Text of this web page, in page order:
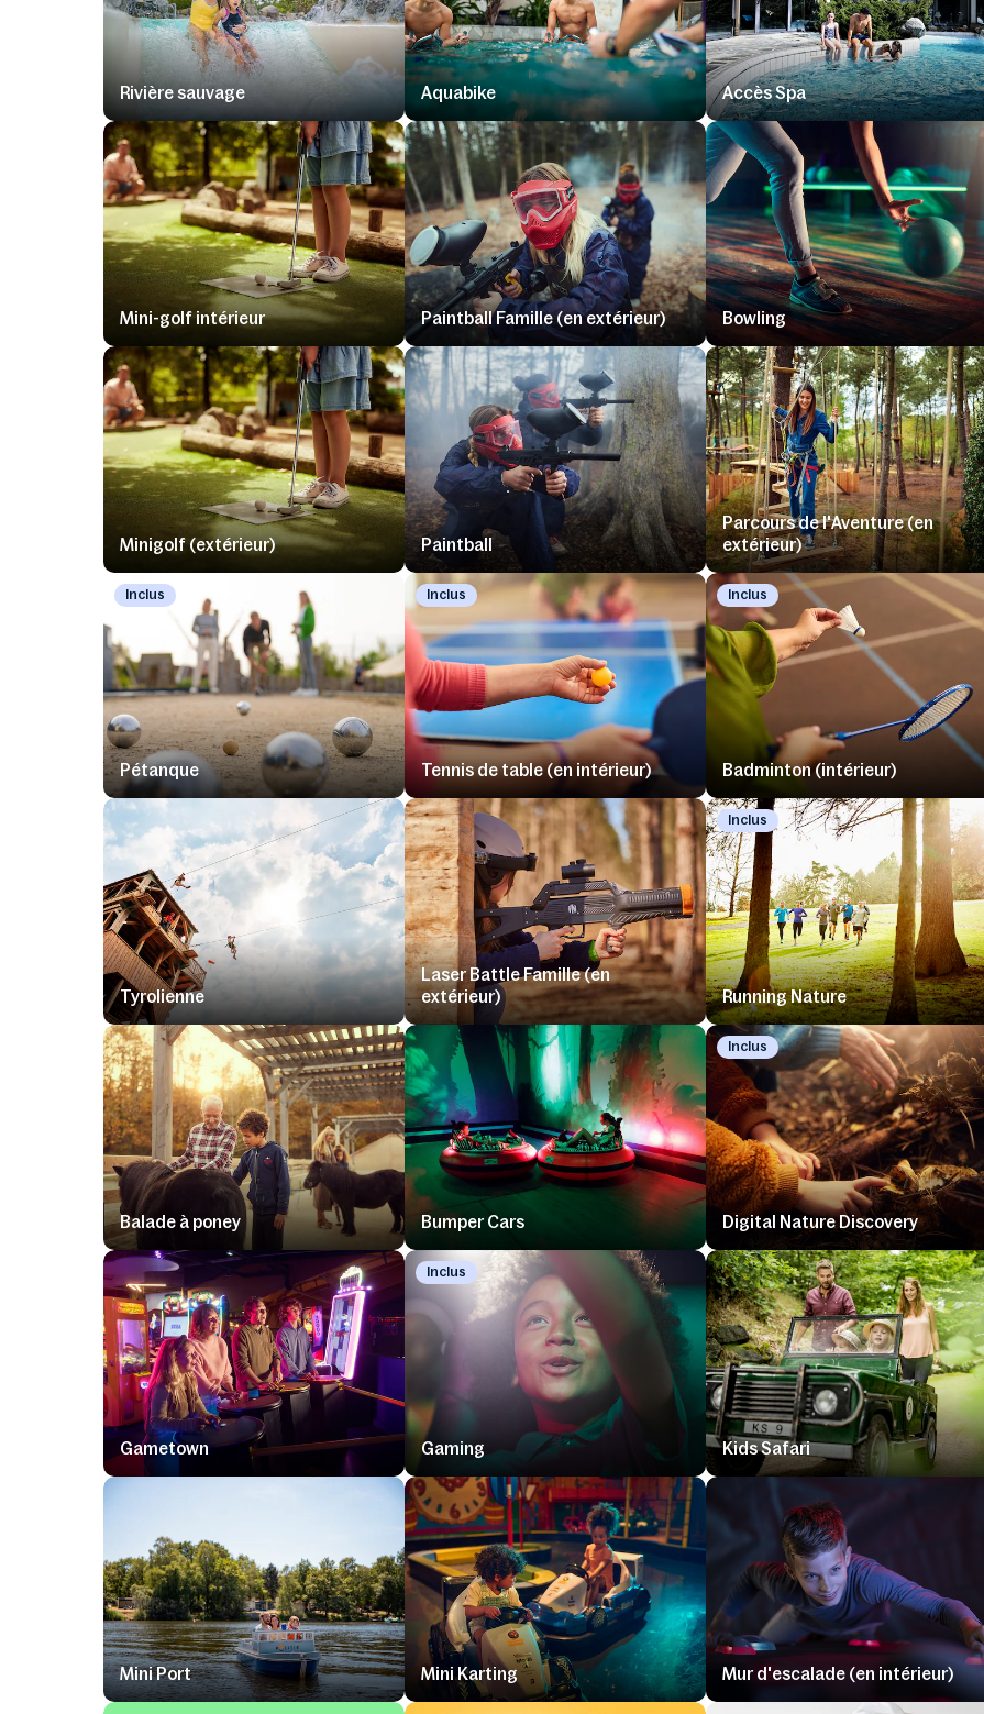
Rivière sauvage Aquabike Accès Spa
Mini-golf intérieur Paintball Famille (en extérieur) Bowling
Minigolf (extérieur) Paintball
Parcours de l'Aventure (en
extérieur)
Inclus
Pétanque
Inclus
Tennis de table (en intérieur)
Inclus
Badminton (intérieur)
Tyrolienne
Laser Battle Famille (en
extérieur)
Inclus
Running Nature
Balade à poney Bumper Cars
Inclus
Digital Nature Discovery
Gametown
Inclus
Gaming Kids Safari
Mini Port Mini Karting Mur d'escalade (en intérieur)